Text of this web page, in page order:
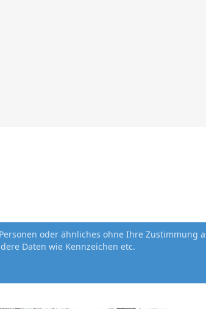
oder ähnliches ohne Ihre Zustimmung
Daten wie Kennzeichen etc.